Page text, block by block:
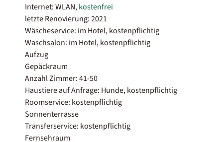
Internet: WLAN,kostenfrei
letzte Renovierung: 2021
Wäscheservice: im Hotel, kostenpflichtig
Waschsalon: im Hotel, kostenpflichtig
Aufzug
Gepäckraum
Anzahl Zimmer: 41-50
Haustiere auf Anfrage: Hunde, kostenpflichtig
Roomservice: kostenpflichtig
Sonnenterrasse
Transferservice: kostenpflichtig
Fernsehraum